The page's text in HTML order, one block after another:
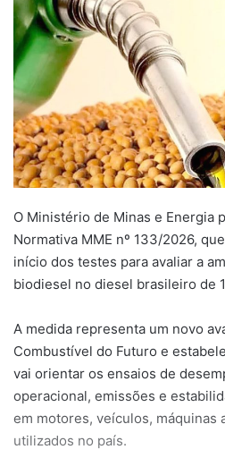
O Ministério de Minas e Energia
Normativa MME nº 133/2026,
início dos testes para avaliar a
biodiesel no diesel brasileiro de
A medida representa um novo
Combustível do Futuro e
vai orientar os ensaios de
operacional, emissões e
em motores, veículos, máquinas
utilizados no país.